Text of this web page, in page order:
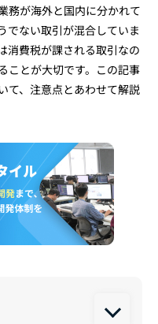
務が海外と国内に分かれて
でない取引が混合していま
消費税が課される取引なの
ことが大切です。この記事
て、注意点とあわせて解説